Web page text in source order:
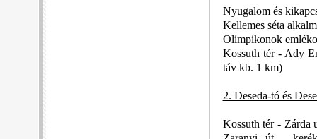
Nyugalom és
Kellemes séta
Olimpikonok
Kossuth tér - Ady
táv kb. 1 km)
2. Deseda-tó és
Kossuth tér - Zárda